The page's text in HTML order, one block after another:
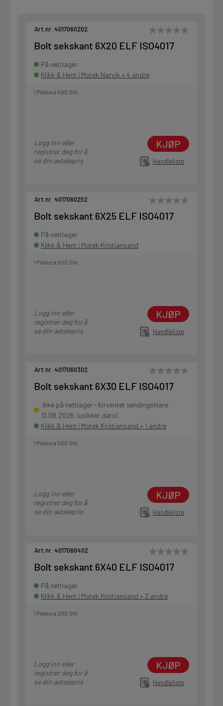
Art.nr. 4017060202
Bolt sekskant 6X20 ELF ISO4017
På nettlager
Klikk & Hent i Motek Narvik + 4 andre
1 Pakke a 500 Stk
Logg inn eller
registrer deg for å
se din avtalepris
KJØP
Handleliste
Art.nr. 4017060252
Bolt sekskant 6X25 ELF ISO4017
På nettlager
Klikk & Hent i Motek Kristiansand
1 Pakke a 500 Stk
Logg inn eller
registrer deg for å
se din avtalepris
KJØP
Handleliste
Art.nr. 4017060302
Bolt sekskant 6X30 ELF ISO4017
Ikke på nettlager - forventet sendingsklare
13.08.2026 (usikker dato)
Klikk & Hent i Motek Kristiansand + 1 andre
1 Pakke a 500 Stk
Logg inn eller
registrer deg for å
se din avtalepris
KJØP
Handleliste
Art.nr. 4017060402
Bolt sekskant 6X40 ELF ISO4017
På nettlager
Klikk & Hent i Motek Kristiansand + 2 andre
1 Pakke a 200 Stk
Logg inn eller
registrer deg for å
se din avtalepris
KJØP
Handleliste